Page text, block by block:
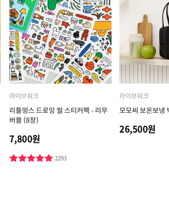
라이브워크
리틀띵스 드로잉 씰 스티커팩 - 리무
버블 (8장)
7,800원
2293
라이브워크
모모씨 보온보냉
26,500원